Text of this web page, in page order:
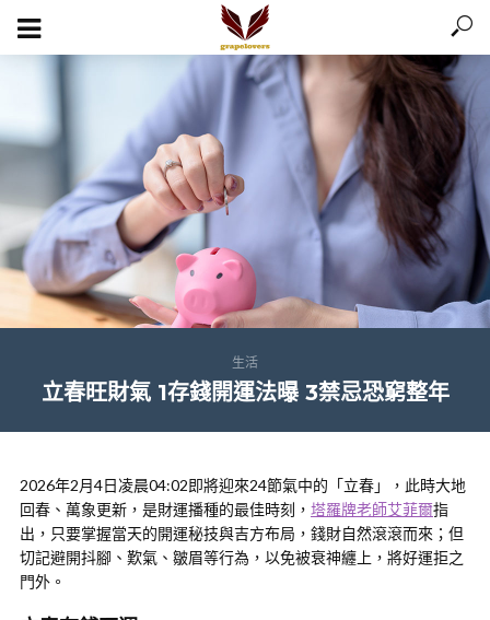
生活
立春旺財氣 1存錢開運法曝 3禁忌恐窮整年
2026年2月4日凌晨04:02即將迎來24節氣中的「立春」，此時大地
回春、萬象更新，是財運播種的最佳時刻， 塔羅牌老師艾菲爾指
出，只要掌握當天的開運秘技與吉方布局，錢財自然滾滾而來；但
切記避開抖腳、歎氣、皺眉等行為，以免被衰神纏上，將好運拒之
門外。